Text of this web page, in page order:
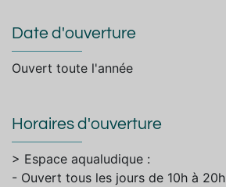
Date d'ouverture
Ouvert toute l'année
Horaires d'ouverture
> Espace aqualudique :
- Ouvert tous les jours de 10h à 20h